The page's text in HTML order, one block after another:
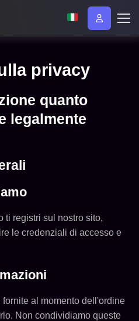
privacy
quanto
legalmente
ti registri sul nostro sito,
le credenziali di accesso e
al momento dell'ordine
Non condividiamo queste